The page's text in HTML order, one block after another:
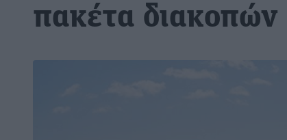
πακέτα διακοπών